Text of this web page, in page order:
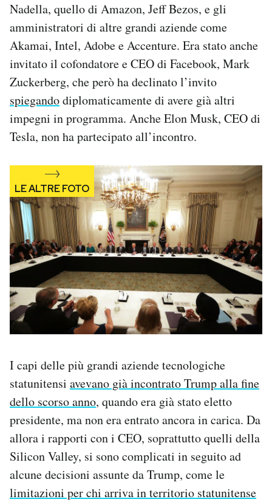
Regala il Post
Hai bisogno di aiuto?
Esci
Nadella, quello di Amazon, Jeff Bezos, e gli
amministratori di altre grandi aziende come
Akamai, Intel, Adobe e Accenture. Era stato anche
invitato il cofondatore e CEO di Facebook, Mark
Zuckerberg, che però ha declinato l’invito
spiegandodiplomaticamente di avere già altri
impegni in programma. Anche Elon Musk, CEO di
Tesla, non ha partecipato all’incontro.
I capi delle più grandi aziende tecnologiche
statunitensi avevano già incontrato Trump alla fine
dello scorso anno, quando era già stato eletto
presidente, ma non era entrato ancora in carica. Da
allora i rapporti con i CEO, soprattutto quelli della
Silicon Valley, si sono complicati in seguito ad
alcune decisioni assunte da Trump, come le
limitazioni per chi arriva in territorio statunitense